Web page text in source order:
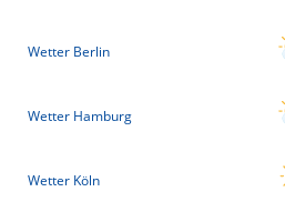
Wetter Berlin
Wetter Hamburg
Wetter Köln